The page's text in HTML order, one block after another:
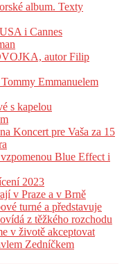
album. Texty
i Cannes
autor Filip
Emmanuelem
s kapelou
Koncert pre Vaša za 15
Blue Effect i
2023
v Praze a v Brně
turné a představuje
z těžkého rozchodu
v životě akceptovat
Zedníčkem